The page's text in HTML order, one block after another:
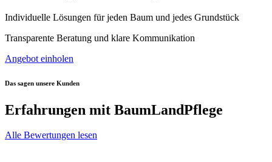
Individuelle Lösungen für jeden Baum und jedes Grundstück
Transparente Beratung und klare Kommunikation
Angebot einholen
Das sagen unsere Kunden
Erfahrungen mit BaumLandPflege
Alle Bewertungen lesen